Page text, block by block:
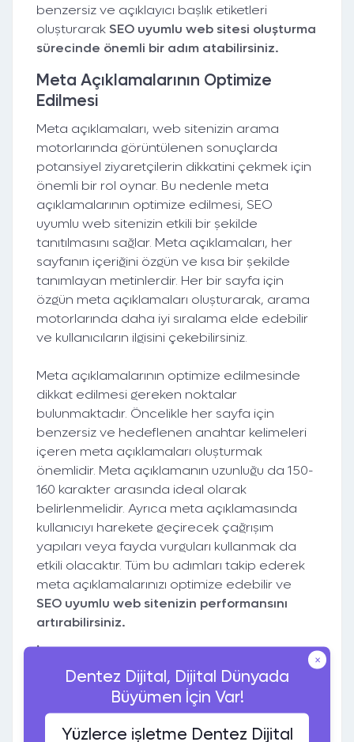
benzersiz ve açıklayıcı başlık etiketleri
oluşturarak SEO uyumlu web sitesi oluşturma
sürecinde önemli bir adım atabilirsiniz.
Meta Açıklamalarının Optimize
Edilmesi
Meta açıklamaları, web sitenizin arama
motorlarında görüntülenen sonuçlarda
potansiyel ziyaretçilerin dikkatini çekmek için
önemli bir rol oynar. Bu nedenle meta
açıklamalarının optimize edilmesi, SEO
uyumlu web sitenizin etkili bir şekilde
tanıtılmasını sağlar. Meta açıklamaları, her
sayfanın içeriğini özgün ve kısa bir şekilde
tanımlayan metinlerdir. Her bir sayfa için
özgün meta açıklamaları oluşturarak, arama
motorlarında daha iyi sıralama elde edebilir
ve kullanıcıların ilgisini çekebilirsiniz.
Meta açıklamalarının optimize edilmesinde
dikkat edilmesi gereken noktalar
bulunmaktadır. Öncelikle her sayfa için
benzersiz ve hedeflenen anahtar kelimeleri
içeren meta açıklamaları oluşturmak
önemlidir. Meta açıklamanın uzunluğu da 150-
160 karakter arasında ideal olarak
belirlenmelidir. Ayrıca meta açıklamasında
kullanıcıyı harekete geçirecek çağrışım
yapıları veya fayda vurguları kullanmak da
etkili olacaktır. Tüm bu adımları takip ederek
meta açıklamalarınızı optimize edebilir ve
SEO uyumlu web sitenizin performansını
artırabilirsiniz.
SEO uyumlu bir web sitesi oluştururken, içerik
kalitesinin belirleyici bir rol oynadığını
unutmamak son derece önemlidir. İyi bir
×
Dentez Dijital, Dijital Dünyada
Büyümen İçin Var!
Yüzlerce işletme Dentez Dijital